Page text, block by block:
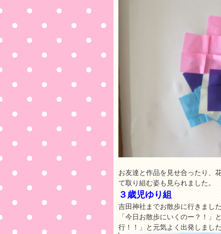
お友達と作品を見せ合ったり、
て取り組む姿も見られました。
３歳児ゆり組
吉田神社までお散歩に行きまし
「今日お散歩にいくのー？！」
行！！」と元気よく出発しまし